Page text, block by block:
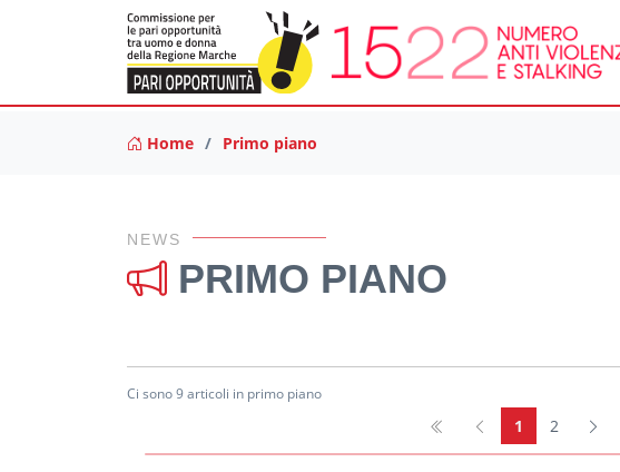
Home Primo piano
NEWS
PRIMO PIANO
Ci sono 9 articoli in primo piano
1 2